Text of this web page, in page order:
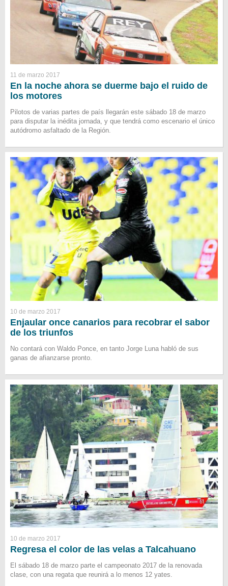
11 de marzo 2017
En la noche ahora se duerme bajo el ruido de
los motores
Pilotos de varias partes de país llegarán este sábado 18 de marzo
para disputar la inédita jornada, y que tendrá como escenario el único
autódromo asfaltado de la Región.
10 de marzo 2017
Enjaular once canarios para recobrar el sabor
de los triunfos
No contará con Waldo Ponce, en tanto Jorge Luna habló de sus
ganas de afianzarse pronto.
10 de marzo 2017
Regresa el color de las velas a Talcahuano
El sábado 18 de marzo parte el campeonato 2017 de la renovada
clase, con una regata que reunirá a lo menos 12 yates.